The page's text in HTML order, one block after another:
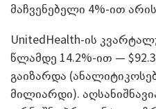
მაჩვენებელი 4%-ით
UnitedHealth-ის
წლამდე 14.2%-ით —
გაიზარდა
მილიარდი).